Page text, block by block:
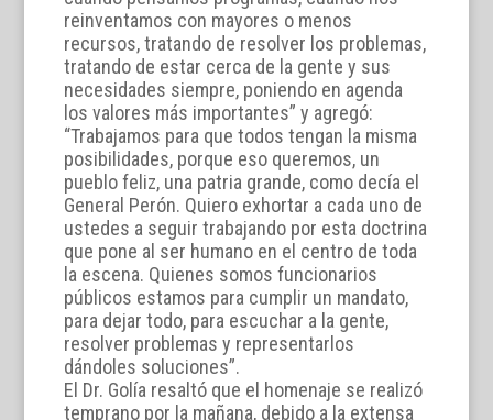
reinventamos con mayores o menos
recursos, tratando de resolver los problemas,
tratando de estar cerca de la gente y sus
necesidades siempre, poniendo en agenda
los valores más importantes” y agregó:
“Trabajamos para que todos tengan la misma
posibilidades, porque eso queremos, un
pueblo feliz, una patria grande, como decía el
General Perón. Quiero exhortar a cada uno de
ustedes a seguir trabajando por esta doctrina
que pone al ser humano en el centro de toda
la escena. Quienes somos funcionarios
públicos estamos para cumplir un mandato,
para dejar todo, para escuchar a la gente,
resolver problemas y representarlos
dándoles soluciones”.
El Dr. Golía resaltó que el homenaje se realizó
temprano por la mañana, debido a la extensa